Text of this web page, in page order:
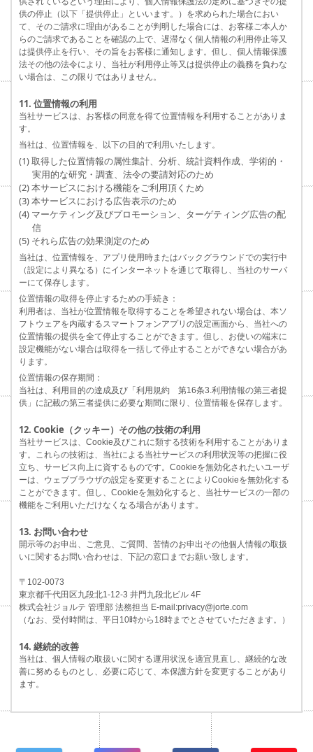
供の停止（以下「提供停止」といいます。）を求められた場合におい
て、そのご請求に理由があることが判明した場合には、お客様ご本人か
らのご請求であることを確認の上で、遅滞なく個人情報の利用停止等又
は提供停止を行い、その旨をお客様に通知します。但し、個人情報保護
法その他の法令により、当社が利用停止等又は提供停止の義務を負わな
い場合は、この限りではありません。
11. 位置情報の利用
当社サービスは、お客様の同意を得て位置情報を利用することがありま
す。
当社は、位置情報を、以下の目的で利用いたします。
(1) 取得した位置情報の属性集計、分析、統計資料作成、学術的・
実用的な研究・調査、法令の要請対応のため
(2) 本サービスにおける機能をご利用頂くため
(3) 本サービスにおける広告表示のため
(4) マーケティング及びプロモーション、ターゲティング広告の配
信
(5) それら広告の効果測定のため
当社は、位置情報を、アプリ使用時またはバックグラウンドでの実行中
（設定により異なる）にインターネットを通じて取得し、当社のサーバ
ーにて保存します。
位置情報の取得を停止するための手続き：
利用者は、当社が位置情報を取得することを希望されない場合は、本ソ
フトウェアを内蔵するスマートフォンアプリの設定画面から、当社への
位置情報の提供を全て停止することができます。但し、お使いの端末に
設定機能がない場合は取得を一括して停止することができない場合があ
ります。
位置情報の保存期間：
当社は、利用目的の達成及び「利用規約 第16条3.利用情報の第三者提
供」に記載の第三者提供に必要な期間に限り、位置情報を保存します。
12. Cookie（クッキー）その他の技術の利用
当社サービスは、Cookie及びこれに類する技術を利用することがありま
す。これらの技術は、当社による当社サービスの利用状況等の把握に役
立ち、サービス向上に資するものです。Cookieを無効化されたいユーザ
ーは、ウェブブラウザの設定を変更することによりCookieを無効化する
ことができます。但し、Cookieを無効化すると、当社サービスの一部の
機能をご利用いただけなくなる場合があります。
13. お問い合わせ
開示等のお申出、ご意見、ご質問、苦情のお申出その他個人情報の取扱
いに関するお問い合わせは、下記の窓口までお願い致します。
〒102-0073
東京都千代田区九段北1-12-3 井門九段北ビル 4F
株式会社ジョルテ 管理部 法務担当 E-mail:privacy@jorte.com
（なお、受付時間は、平日10時から18時までとさせていただきます。）
14. 継続的改善
当社は、個人情報の取扱いに関する運用状況を適宜見直し、継続的な改
善に努めるものとし、必要に応じて、本保護方針を変更することがあり
ます。